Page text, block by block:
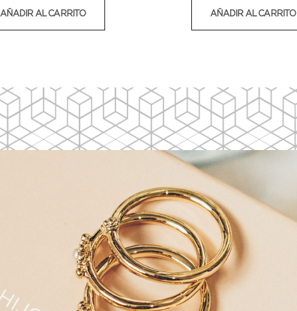
AÑADIR AL CARRITO AÑADIR AL CARRITO